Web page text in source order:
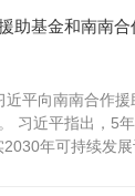
助基金和南南
近平向南南合作
习近平指出，5
年可持续发